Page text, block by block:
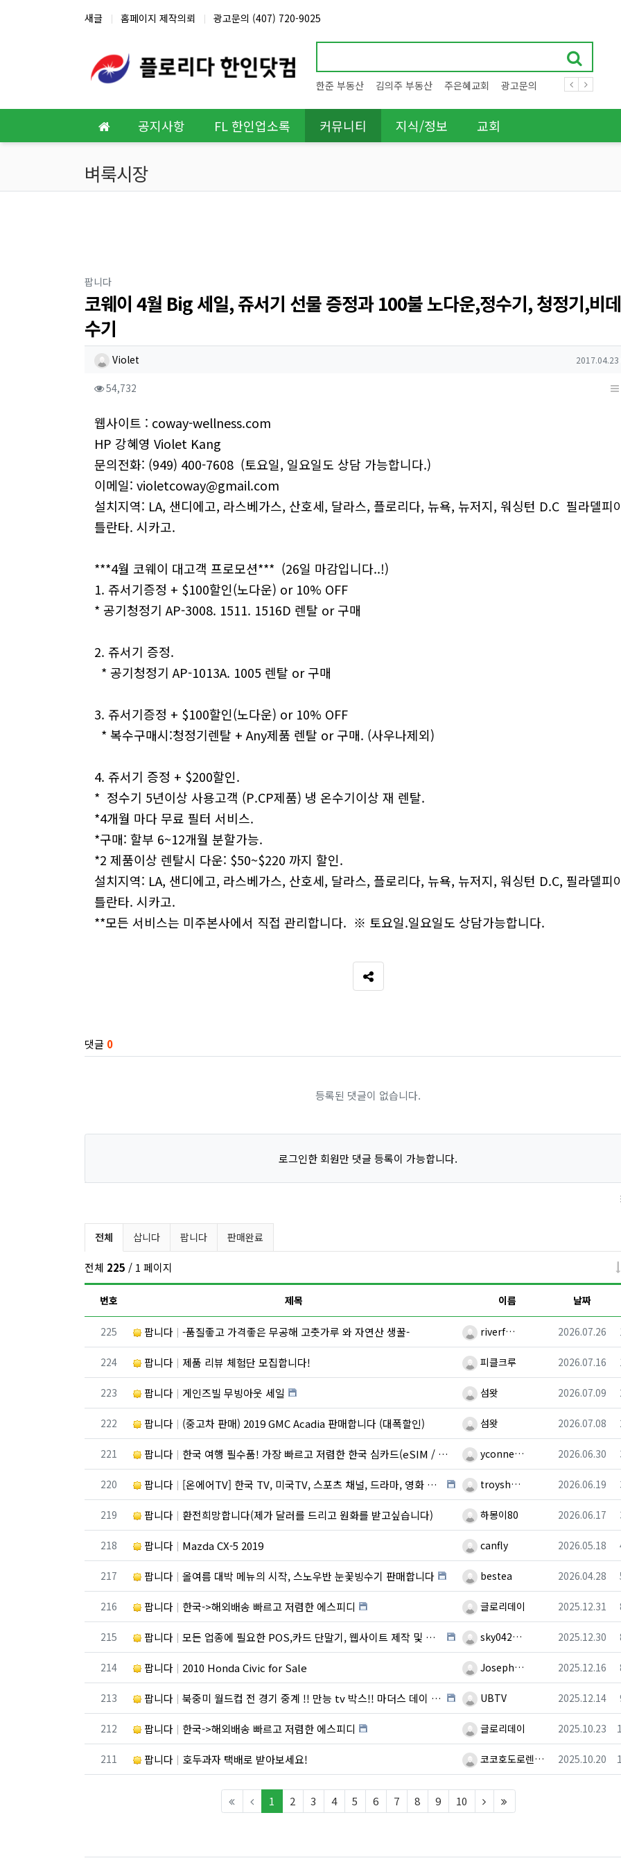
새글 홈페이지 제작의뢰 광고문의 (407) 720-9025
한준 부동산 김의주 부동산 주은혜교회 광고문의
공지사항 FL 한인업소록 커뮤니티 지식/정보 교회
벼룩시장
팝니다분류
코웨이 4월 Big 세일, 쥬서기 선물 증정과 100불 노다운,정수기, 청정기,비
수기
작성자 정보
Violet 작성일
2017.04.23
컨텐츠 정보
54,732
본문
웹사이트 : coway-wellness.com
HP 강혜영 Violet Kang
문의전화: (949) 400-7608 (토요일, 일요일도 상담 가능합니다.)
이메일: violetcoway@gmail.com
설치지역: LA, 샌디에고, 라스베가스, 산호세, 달라스, 플로리다, 뉴욕, 뉴저지, 워싱턴 D.C 필라델피
틀란타. 시카고.
***4월 코웨이 대고객 프로모션*** (26일 마감입니다..!)
1. 쥬서기증정 + $100할인(노다운) or 10% OFF
* 공기청정기 AP-3008. 1511. 1516D 렌탈 or 구매
2. 쥬서기 증정.
* 공기청정기 AP-1013A. 1005 렌탈 or 구매
3. 쥬서기증정 + $100할인(노다운) or 10% OFF
* 복수구매시:청정기렌탈 + Any제품 렌탈 or 구매. (사우나제외)
4. 쥬서기 증정 + $200할인.
* 정수기 5년이상 사용고객 (P.CP제품) 냉 온수기이상 재 렌탈.
*4개월 마다 무료 필터 서비스.
*구매: 할부 6~12개월 분할가능.
*2 제품이상 렌탈시 다운: $50~$220 까지 할인.
설치지역: LA, 샌디에고, 라스베가스, 산호세, 달라스, 플로리다, 뉴욕, 뉴저지, 워싱턴 D.C, 필라델피
틀란타. 시카고.
**모든 서비스는 미주본사에서 직접 관리합니다.​ ※ 토요일.일요일도 상담가능합니다.
SNS 공유
댓글 0
등록된 댓글이 없습니다.
로그인한 회원만 댓글 등록이 가능합니다.
벼룩시장 분류 목록
전체 삽니다 팝니다 판매완료
전체 225 / 1 페이지
번호
제목 이름 날짜
번호
225 팝니다 -품질좋고 가격좋은 무공해 고춧가루 와 자연산 생꿀- 등록자riverf… 등록일
2026.07.26
번호
224 팝니다 제품 리뷰 체험단 모집합니다! 등록자피클크루 등록일
2026.07.16
번호
223 팝니다 게인즈빌 무빙아웃 세일 등록자섬왓 등록일
2026.07.09
번호
222 팝니다 (중고차 판매) 2019 GMC Acadia 판매합니다 (대폭할인) 등록자섬왓 등록일
2026.07.08
번호
221 팝니다 한국 여행 필수품! 가장 빠르고 저렴한 한국 심카드(eSIM / USIM) 등록자yconne… 등록일
2026.06.30
번호
220 팝니다 [온에어TV] 한국 TV, 미국TV, 스포츠 채널, 드라마, 영화 시청 (월드컵 전 경기 시청) 박스 판매 … 등록자troysh… 등록일
2026.06.19
번호
219 팝니다 환전희망합니다(제가 달러를 드리고 원화를 받고싶습니다) 등록자하몽이80 등록일
2026.06.17
번호
218 팝니다 Mazda CX-5 2019 등록자canfly 등록일
2026.05.18
번호
217 팝니다 올여름 대박 메뉴의 시작, 스노우반 눈꽃빙수기 판매합니다 등록자bestea 등록일
2026.04.28
번호
216 팝니다 한국->해외배송 빠르고 저렴한 에스피디 등록자글로리데이 등록일
2025.12.31
번호
215 팝니다 모든 업종에 필요한 POS,카드 단말기, 웹사이트 제작 및 온라인 광고를 한번에~~!!!! 등록자sky042… 등록일
2025.12.30
번호
214 팝니다 2010 Honda Civic for Sale 등록자Joseph… 등록일
2025.12.16
번호
213 팝니다 북중미 월드컵 전 경기 중계 !! 만능 tv 박스!! 마더스 데이 효도 선물!! 등록자UBTV 등록일
2025.12.14
번호
212 팝니다 한국->해외배송 빠르고 저렴한 에스피디 등록자글로리데이 등록일
2025.10.23
번호
211 팝니다 호두과자 택배로 받아보세요! 등록자코코호도로렌… 등록일
2025.10.20
1 (current)
2 3 4 5 6 7 8 9 10 (next)